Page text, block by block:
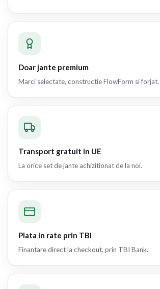
Doar jante premium
Marci selectate, constructie FlowForm si forjat.
Transport gratuit in UE
La orice set de jante achizitionat de la noi.
Plata in rate prin TBI
Finantare direct la checkout, prin TBI Bank.